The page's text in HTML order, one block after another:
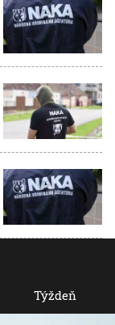
Týždeň